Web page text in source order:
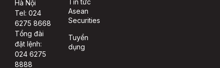
Hà Nội
Tel: 024
6275 8668
Tổng đài
đặt lệnh:
024 6275
8888
Tin tức
Asean
Securities
Tuyển
dụng